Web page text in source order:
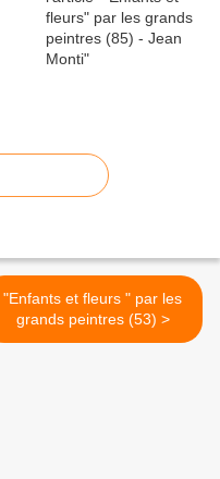
"Enfants et fleurs " par les
grands peintres (53) >